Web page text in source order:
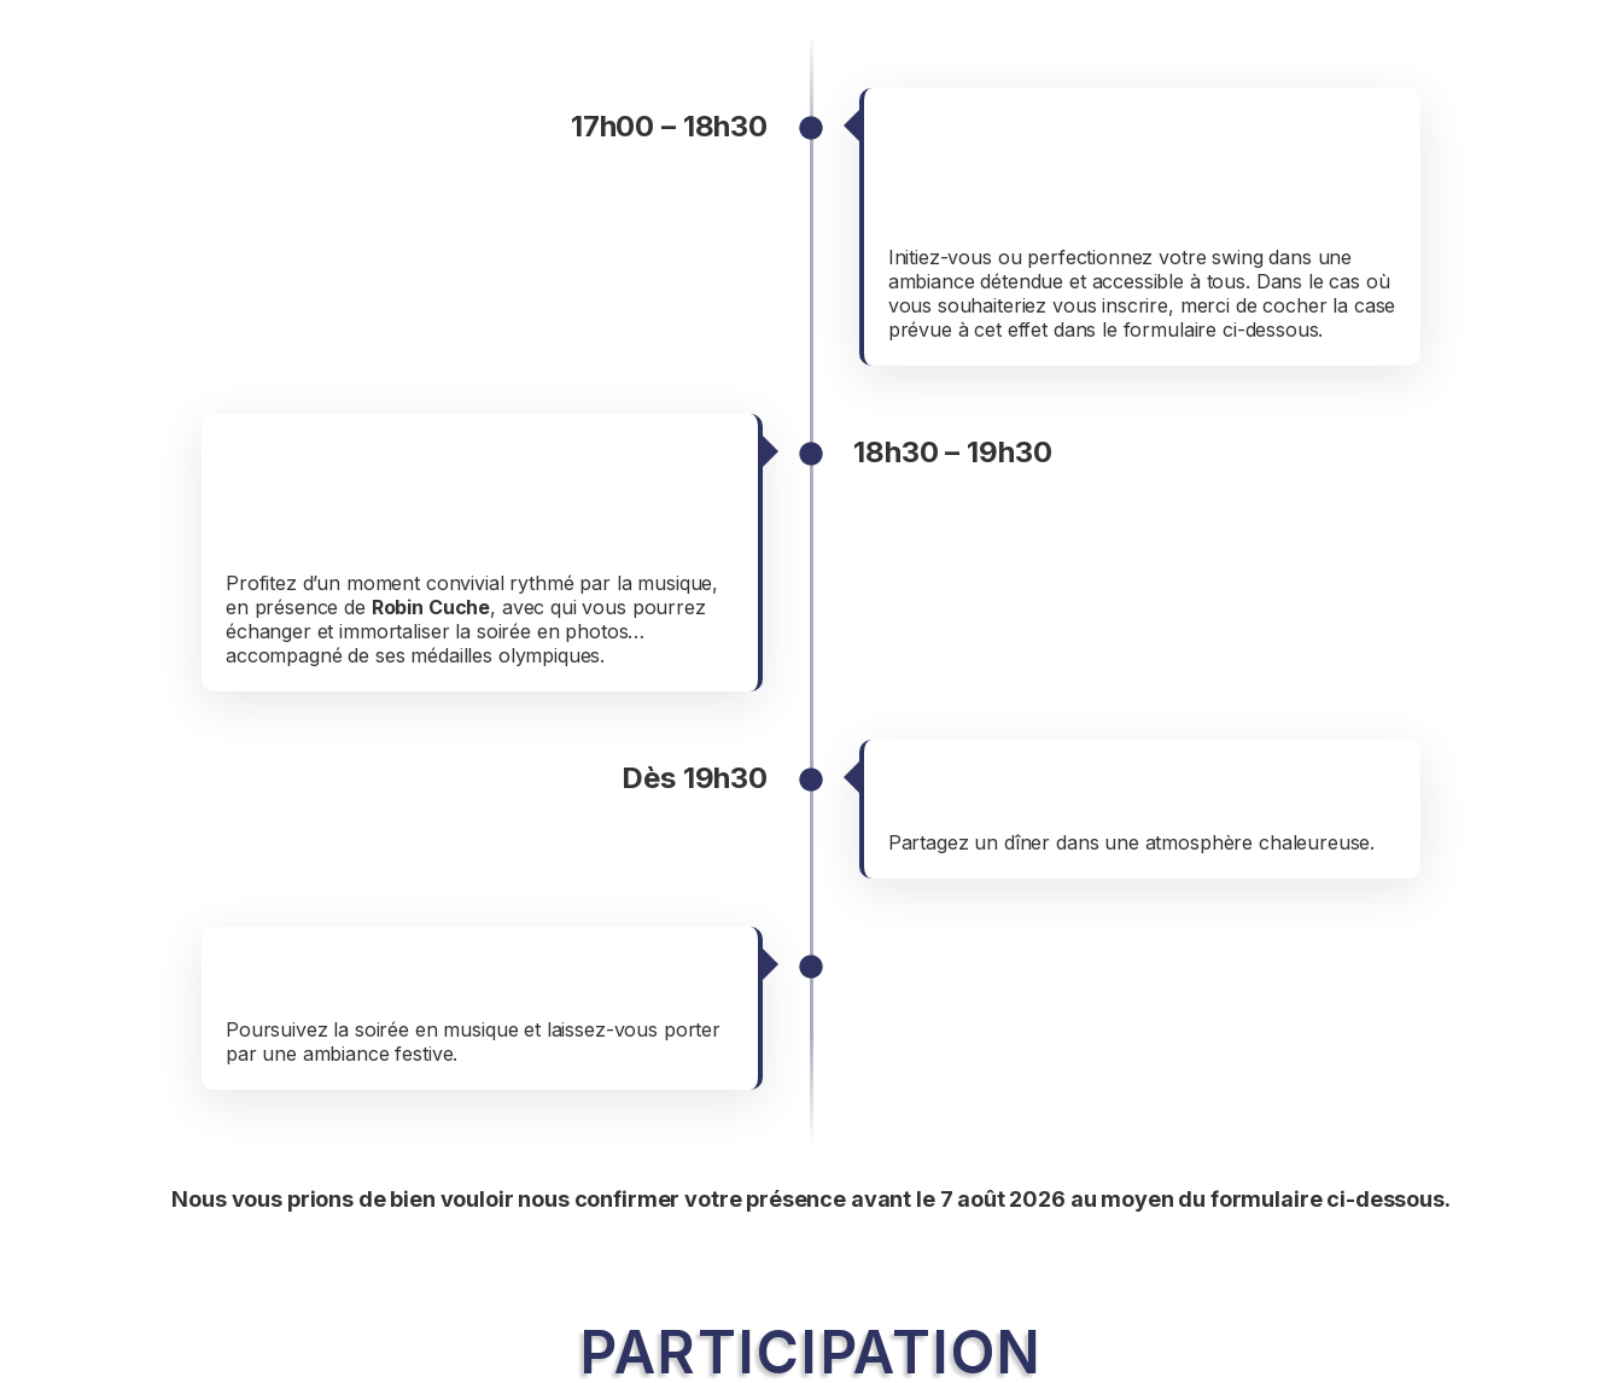
17h00 – 18h30
Initiez-vous ou perfectionnez votre swing dans une
ambiance détendue et accessible à tous. Dans le cas où
vous souhaiteriez vous inscrire, merci de cocher la case
prévue à cet effet dans le formulaire ci-dessous.
18h30 – 19h30
Profitez d’un moment convivial rythmé par la musique,
en présence de Robin Cuche, avec qui vous pourrez
échanger et immortaliser la soirée en photos…
accompagné de ses médailles olympiques.
Dès 19h30
Partagez un dîner dans une atmosphère chaleureuse.
Poursuivez la soirée en musique et laissez-vous porter
par une ambiance festive.
Nous vous prions de bien vouloir nous confirmer votre présence avant le 7 août 2026 au moyen du formulaire ci-dessous.
PARTICIPATION